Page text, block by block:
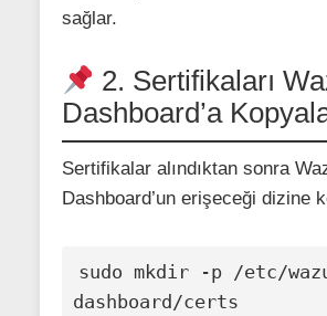
sağlar.
2. Sertifikaları
Dashboard’a
Sertifikalar alındıktan sonra
Dashboard’un erişeceği dizine
sudo mkdir -p /etc/
dashboard/certs